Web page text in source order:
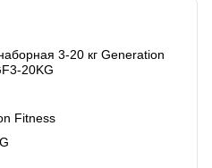
3-20 кг Generation
20KG
Fitness